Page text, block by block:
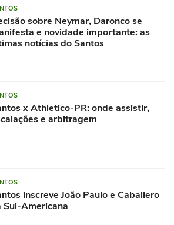
sobre Neymar, Daronco se
e novidade importante: as
notícias do Santos
x Athletico-PR: onde assistir,
e arbitragem
inscreve João Paulo e Caballero
Sul-Americana